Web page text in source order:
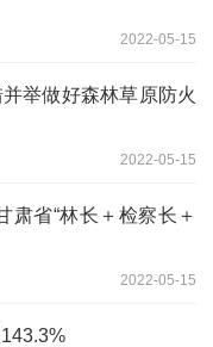
2022-05-15
举做好森林草原防火
2022-05-15
肃省“林长＋检察长＋
2022-05-15